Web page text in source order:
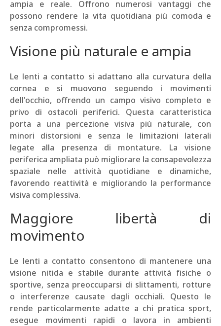
ampia e reale. Offrono numerosi vantaggi che
possono rendere la vita quotidiana più comoda e
senza compromessi.
Visione più naturale e ampia
Le lenti a contatto si adattano alla curvatura della
cornea e si muovono seguendo i movimenti
dell'occhio, offrendo un campo visivo completo e
privo di ostacoli periferici. Questa caratteristica
porta a una percezione visiva più naturale, con
minori distorsioni e senza le limitazioni laterali
legate alla presenza di montature. La visione
periferica ampliata può migliorare la consapevolezza
spaziale nelle attività quotidiane e dinamiche,
favorendo reattività e migliorando la performance
visiva complessiva.
Maggiore libertà di
movimento
Le lenti a contatto consentono di mantenere una
visione nitida e stabile durante attività fisiche o
sportive, senza preoccuparsi di slittamenti, rotture
o interferenze causate dagli occhiali. Questo le
rende particolarmente adatte a chi pratica sport,
esegue movimenti rapidi o lavora in ambienti